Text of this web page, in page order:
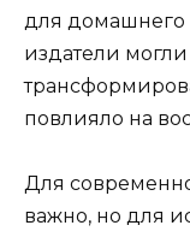
для домашнего
издатели
повлияло на
Для
важно, но для